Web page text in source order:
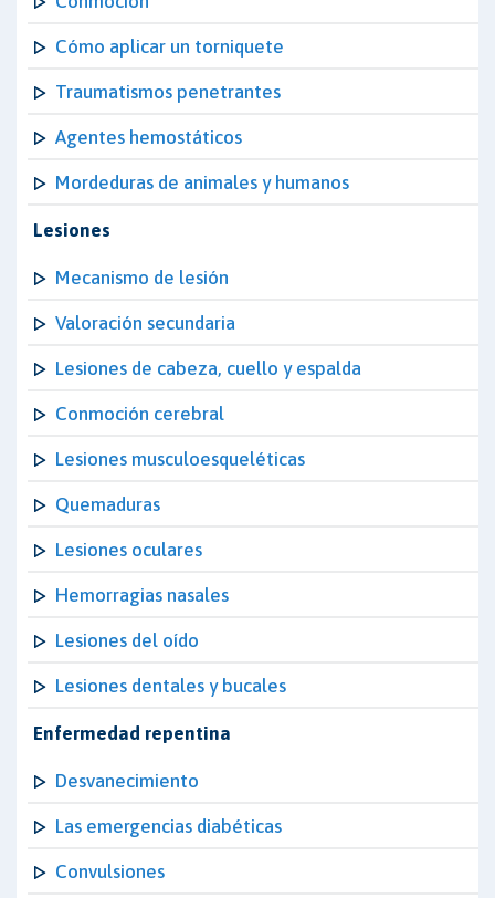
Cómo aplicar un torniquete
Traumatismos penetrantes
Agentes hemostáticos
Mordeduras de animales y humanos
Lesiones
Mecanismo de lesión
Valoración secundaria
Lesiones de cabeza, cuello y espalda
Conmoción cerebral
Lesiones musculoesqueléticas
Quemaduras
Lesiones oculares
Hemorragias nasales
Lesiones del oído
Lesiones dentales y bucales
Enfermedad repentina
Desvanecimiento
Las emergencias diabéticas
Convulsiones